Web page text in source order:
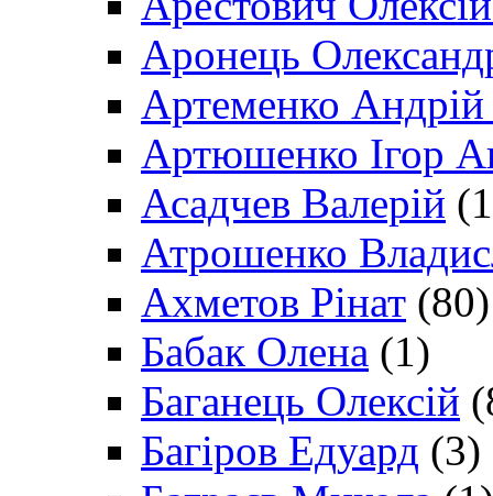
Аронець
Артеменко Андрій
Артюшенко Ігор
Асадчев Валерій
Атрошенко
Ахметов Рінат (80)
Бабак Олена (1)
Баганець Олексій
Багіров Едуард (3)